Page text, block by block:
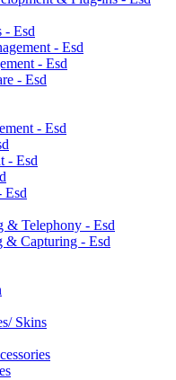
- Esd
- Esd
- Esd
- Esd
- Esd
- Esd
Esd
& Telephony - Esd
& Capturing - Esd
Skins